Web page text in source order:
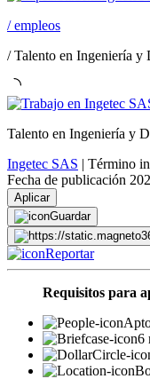
/empleos
/Talento en Ingeniería y
Talento en Ingeniería y
Ingetec SAS | Término
Fecha de publicación
Aplicar
Guardar
Reportar
Requisitos para
6